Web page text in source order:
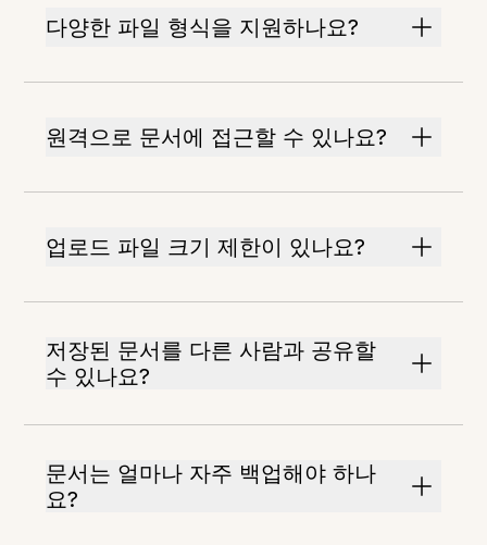
다양한 파일 형식을 지원하나요?
원격으로 문서에 접근할 수 있나요?
업로드 파일 크기 제한이 있나요?
저장된 문서를 다른 사람과 공유할
수 있나요?
문서는 얼마나 자주 백업해야 하나
요?